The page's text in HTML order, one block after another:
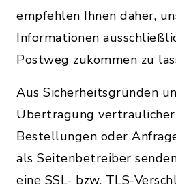
empfehlen Ihnen daher,
Informationen
Postweg zukommen zu
Aus Sicherheitsgründen
Übertragung vertraulicher
Bestellungen oder
als Seitenbetreiber
eine SSL- bzw. TLS-